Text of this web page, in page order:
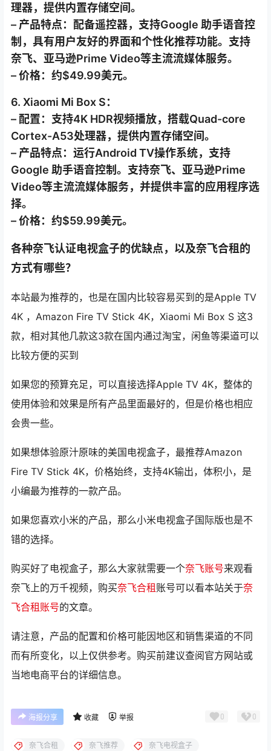
理器，提供内置存储空间。
– 产品特点：配备遥控器，支持Google 助手语音控
制，具有用户友好的界面和个性化推荐功能。支持
奈飞、亚马逊Prime Video等主流流媒体服务。
– 价格：约$49.99美元。
6. Xiaomi Mi Box S：
– 配置：支持4K HDR视频播放，搭载Quad-core
Cortex-A53处理器，提供内置存储空间。
– 产品特点：运行Android TV操作系统，支持
Google 助手语音控制。支持奈飞、亚马逊Prime
Video等主流流媒体服务，并提供丰富的应用程序选
择。
– 价格：约$59.99美元。
各种奈飞认证电视盒子的优缺点，以及奈飞合租的
方式有哪些？
本站最为推荐的，也是在国内比较容易买到的是Apple TV
4K ，Amazon Fire TV Stick 4K，Xiaomi Mi Box S 这3
款，相对其他几款这3款在国内通过淘宝，闲鱼等渠道可以
比较方便的买到
如果您的预算充足，可以直接选择Apple TV 4K，整体的
使用体验和效果是所有产品里面最好的，但是价格也相应
会贵一些。
如果想体验原汁原味的美国电视盒子，最推荐Amazon
Fire TV Stick 4K，价格始终，支持4K输出，体积小，是
小编最为推荐的一款产品。
如果您喜欢小米的产品，那么小米电视盒子国际版也是不
错的选择。
购买好了电视盒子，那么大家就需要一个奈飞账号来观看
奈飞上的万千视频，购买奈飞合租账号可以看本站关于奈
飞合租账号的文章。
请注意，产品的配置和价格可能因地区和销售渠道的不同
而有所变化，以上仅供参考。购买前建议查阅官方网站或
当地电商平台的详细信息。
海报分享 收藏 举报 0 0
奈飞合租 奈飞推荐 奈飞电视盒子